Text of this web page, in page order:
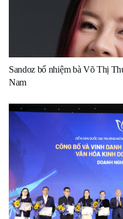
Sandoz bổ nhiệm bà Võ Thị
Nam